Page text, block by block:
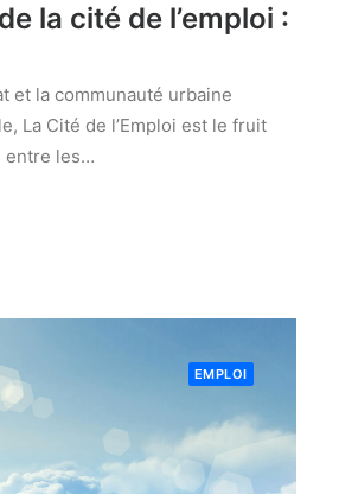
la cité de l’emploi :
et la communauté urbaine
La Cité de l’Emploi est le fruit
entre les…
EMPLOI